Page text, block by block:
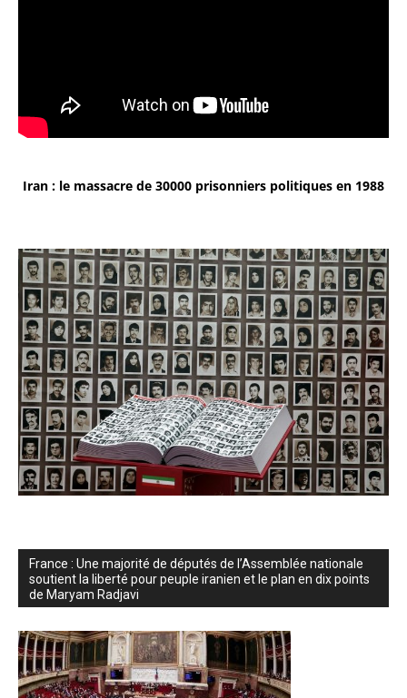
Iran : le massacre de 30000 prisonniers politiques en 1988
France : Une majorité de députés de l’Assemblée nationale
soutient la liberté pour peuple iranien et le plan en dix points
de Maryam Radjavi